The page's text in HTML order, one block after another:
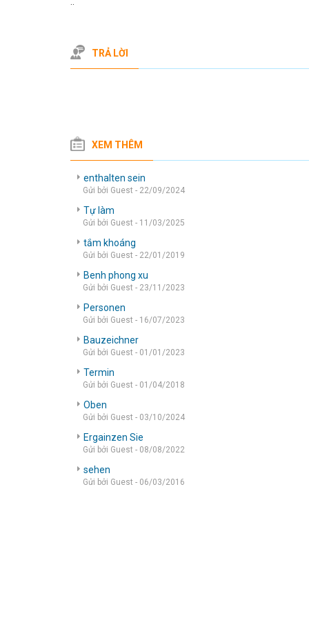
TRẢ LỜI
XEM THÊM
enthalten sein
Gửi bởi Guest - 22/09/2024
Tự làm
Gửi bởi Guest - 11/03/2025
tắm khoáng
Gửi bởi Guest - 22/01/2019
Benh phong xu
Gửi bởi Guest - 23/11/2023
Personen
Gửi bởi Guest - 16/07/2023
Bauzeichner
Gửi bởi Guest - 01/01/2023
Termin
Gửi bởi Guest - 01/04/2018
Oben
Gửi bởi Guest - 03/10/2024
Ergainzen Sie
Gửi bởi Guest - 08/08/2022
sehen
Gửi bởi Guest - 06/03/2016